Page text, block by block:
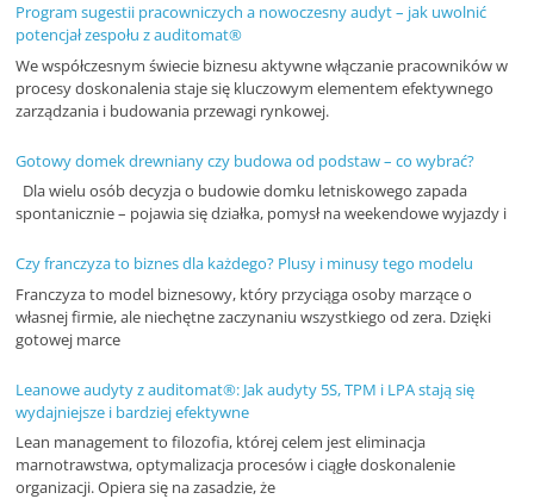
Program sugestii pracowniczych a nowoczesny audyt – jak uwolnić
potencjał zespołu z auditomat®
We współczesnym świecie biznesu aktywne włączanie pracowników w
procesy doskonalenia staje się kluczowym elementem efektywnego
zarządzania i budowania przewagi rynkowej.
Gotowy domek drewniany czy budowa od podstaw – co wybrać?
Dla wielu osób decyzja o budowie domku letniskowego zapada
spontanicznie – pojawia się działka, pomysł na weekendowe wyjazdy i
Czy franczyza to biznes dla każdego? Plusy i minusy tego modelu
Franczyza to model biznesowy, który przyciąga osoby marzące o
własnej firmie, ale niechętne zaczynaniu wszystkiego od zera. Dzięki
gotowej marce
Leanowe audyty z auditomat®: Jak audyty 5S, TPM i LPA stają się
wydajniejsze i bardziej efektywne
Lean management to filozofia, której celem jest eliminacja
marnotrawstwa, optymalizacja procesów i ciągłe doskonalenie
organizacji. Opiera się na zasadzie, że